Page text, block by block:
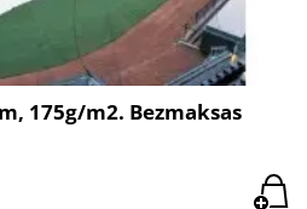
175g/m2. Bezmaksas